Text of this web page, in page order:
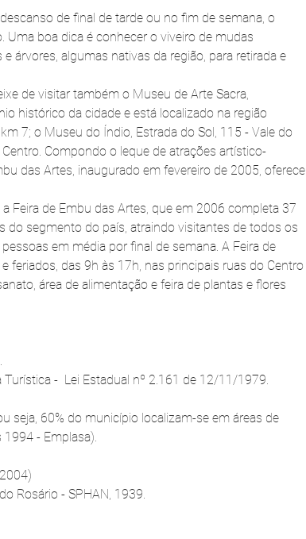
de final de tarde ou no fim de semana, o
boa dica é conhecer o viveiro de mudas
árvores, algumas nativas da região, para retirada e
de visitar também o Museu de Arte Sacra,
histórico da cidade e está localizado na região
7; o Museu do Índio, Estrada do Sol, 115 - Vale do
Compondo o leque de atrações artístico-
das Artes, inaugurado em fevereiro de 2005, oferece
Feira de Embu das Artes, que em 2006 completa 37
do segmento do país, atraindo visitantes de todos os
em média por final de semana. A Feira de
feriados, das 9h às 17h, nas principais ruas do Centro
área de alimentação e feira de plantas e flores
-  Lei Estadual nº 2.161 de 12/11/1979.
seja, 60% do município localizam-se em áreas de
- Emplasa).
Rosário - SPHAN, 1939.